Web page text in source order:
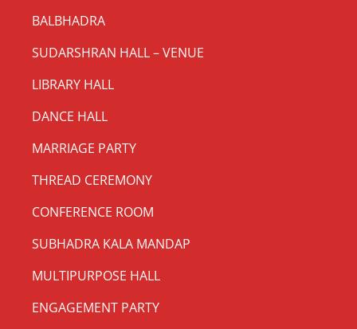
BALBHADRA
SUDARSHRAN HALL – VENUE
LIBRARY HALL
DANCE HALL
MARRIAGE PARTY
THREAD CEREMONY
CONFERENCE ROOM
SUBHADRA KALA MANDAP
MULTIPURPOSE HALL
ENGAGEMENT PARTY